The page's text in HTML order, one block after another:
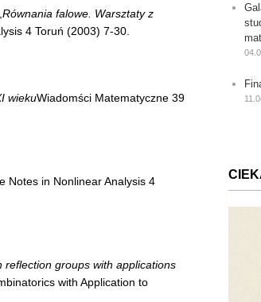
Równania falowe. Warsztaty z
4 Toruń (2003) 7-30.
wiekuWiadomści Matematyczne 39
Notes in Nonlinear Analysis 4
groups with applications
with Application to